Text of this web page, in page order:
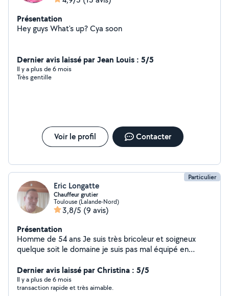
Présentation
Hey guys What's up? Cya soon
Dernier avis laissé par Jean Louis : 5/5
Il y a plus de 6 mois
Très gentille
Voir le profil Contacter
Particulier
Eric Longatte
Chauffeur grutier
Toulouse (Lalande-Nord)
3,8/5 (9 avis)
Présentation
Homme de 54 ans Je suis très bricoleur et soigneux
quelque soit le domaine je suis pas mal équipé en
heureux de pouvoir vous rendre service. A bientôt
Cordialement. J'ai également une valise auto utilitaire
car camion pour vous diagnostiquer et réparer vos
Dernier avis laissé par Christina : 5/5
Il y a plus de 6 mois
transaction rapide et très aimable.